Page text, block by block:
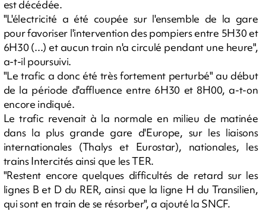
est décédée.
"L'électricité a été coupée sur l'ensemble de la gare
pour favoriser l'intervention des pompiers entre 5H30 et
6H30 (...) et aucun train n'a circulé pendant une heure",
a-t-il poursuivi.
"Le trafic a donc été très fortement perturbé" au début
de la période d'affluence entre 6H30 et 8H00, a-t-on
encore indiqué.
Le trafic revenait à la normale en milieu de matinée
dans la plus grande gare d'Europe, sur les liaisons
internationales (Thalys et Eurostar), nationales, les
trains Intercités ainsi que les TER.
"Restent encore quelques difficultés de retard sur les
lignes B et D du RER, ainsi que la ligne H du Transilien,
qui sont en train de se résorber", a ajouté la SNCF.